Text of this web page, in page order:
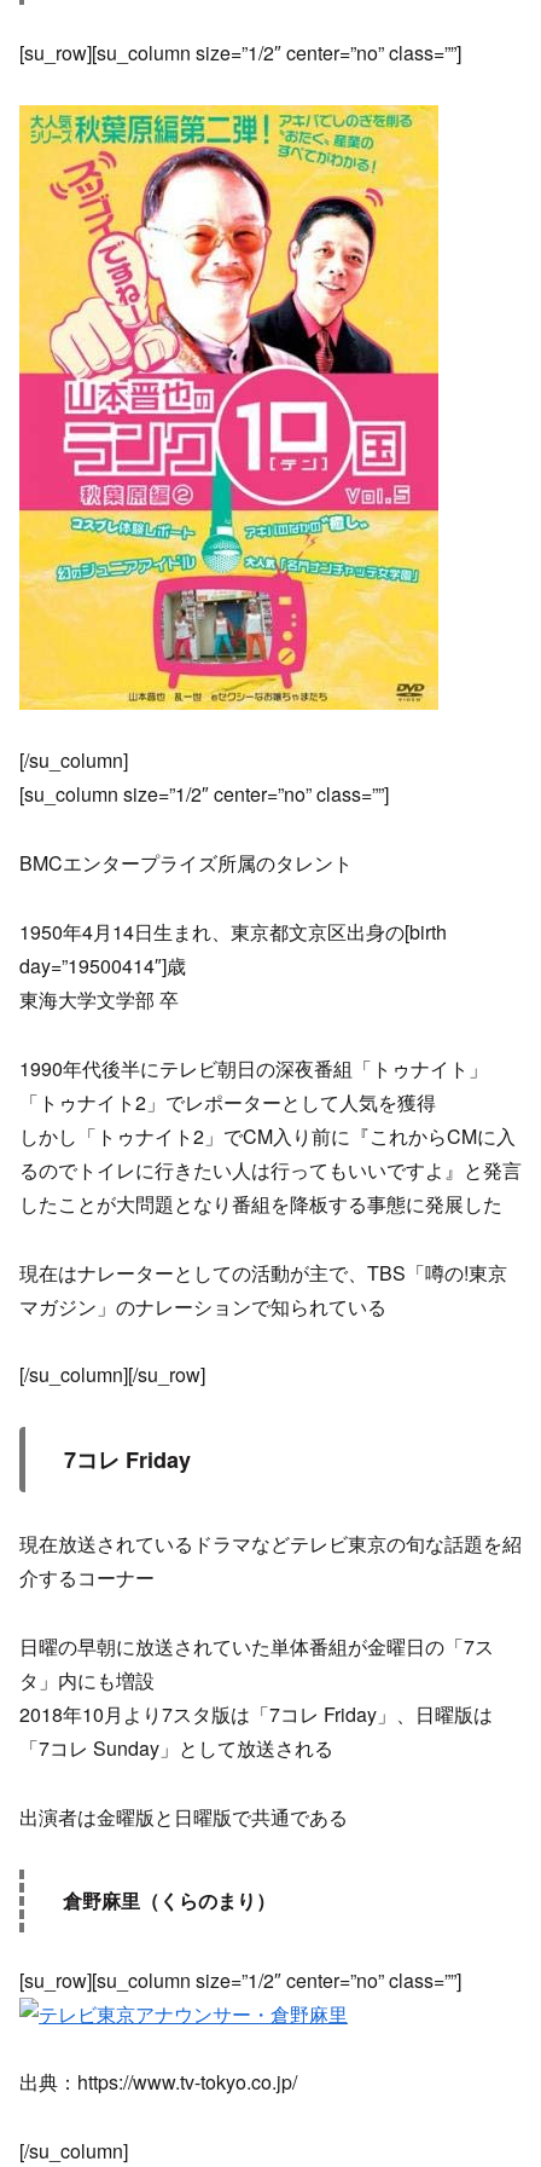
[su_row][su_column size=”1/2″ center=”no” class=””]
[/su_column]
[su_column size=”1/2″ center=”no” class=””]
BMCエンタープライズ所属のタレント
1950年4月14日生まれ、東京都文京区出身の[birth
day=”19500414″]歳
東海大学文学部 卒
1990年代後半にテレビ朝日の深夜番組「トゥナイト」
「トゥナイト2」でレポーターとして人気を獲得
しかし「トゥナイト2」でCM入り前に『これからCMに入
るのでトイレに行きたい人は行ってもいいですよ』と発言
したことが大問題となり番組を降板する事態に発展した
現在はナレーターとしての活動が主で、TBS「噂の!東京
マガジン」のナレーションで知られている
[/su_column][/su_row]
7コレ Friday
現在放送されているドラマなどテレビ東京の旬な話題を紹
介するコーナー
日曜の早朝に放送されていた単体番組が金曜日の「7ス
タ」内にも増設
2018年10月より7スタ版は「7コレ Friday」、日曜版は
「7コレ Sunday」として放送される
出演者は金曜版と日曜版で共通である
倉野麻里（くらのまり）
[su_row][su_column size=”1/2″ center=”no” class=””]
出典：https://www.tv-tokyo.co.jp/
[/su_column]